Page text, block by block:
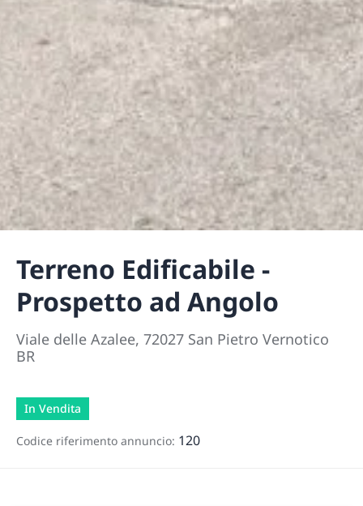
Terreno Edificabile -
Prospetto ad Angolo
Viale delle Azalee, 72027 San Pietro Vernotico
BR
In Vendita
Codice riferimento annuncio: 120